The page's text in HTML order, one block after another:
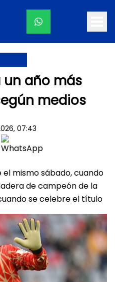
un año más
medios
07:43
mismo sábado, cuando
de campeón de la
se celebre el título